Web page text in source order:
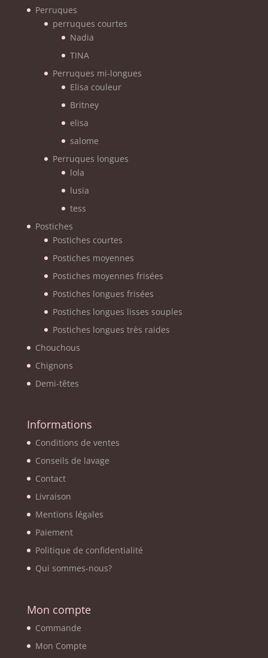
Perruques
perruques courtes
Nadia
TINA
Perruques mi-longues
Elisa couleur
Britney
elisa
salome
Perruques longues
lola
lusia
tess
Postiches
Postiches courtes
Postiches moyennes
Postiches moyennes frisées
Postiches longues frisées
Postiches longues lisses souples
Postiches longues très raides
Chouchous
Chignons
Demi-têtes
Informations
Conditions de ventes
Conseils de lavage
Contact
Livraison
Mentions légales
Paiement
Politique de confidentialité
Qui sommes-nous?
Mon compte
Commande
Mon Compte